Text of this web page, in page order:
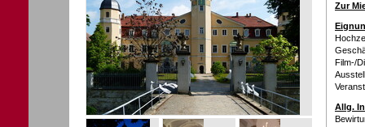
Zur
Film-/
Allg.